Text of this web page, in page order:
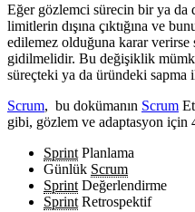
Eğer gözlemci sürecin bir ya da
limitlerin dışına çıktığına ve
edilemez olduğuna karar
gidilmelidir. Bu değişiklik
süreçteki ya da üründeki sapma
Scrum, bu dokümanın Scrum
gibi, gözlem ve adaptasyon için
SprintPlanlama
Günlük Scrum
SprintDeğerlendirme
SprintRetrospektif